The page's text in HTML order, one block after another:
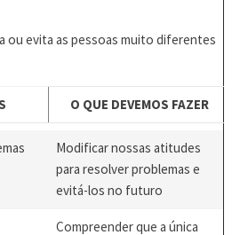
ou evita as pessoas muito diferentes
O QUE DEVEMOS FAZER
Modificar nossas atitudes
para resolver problemas e
evitá-los no futuro
Compreender que a única